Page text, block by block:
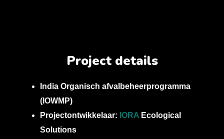
Project details
India Organisch afvalbeheerprogramma
(IOWMP)
Projectontwikkelaar: IORA Ecological
Solutions